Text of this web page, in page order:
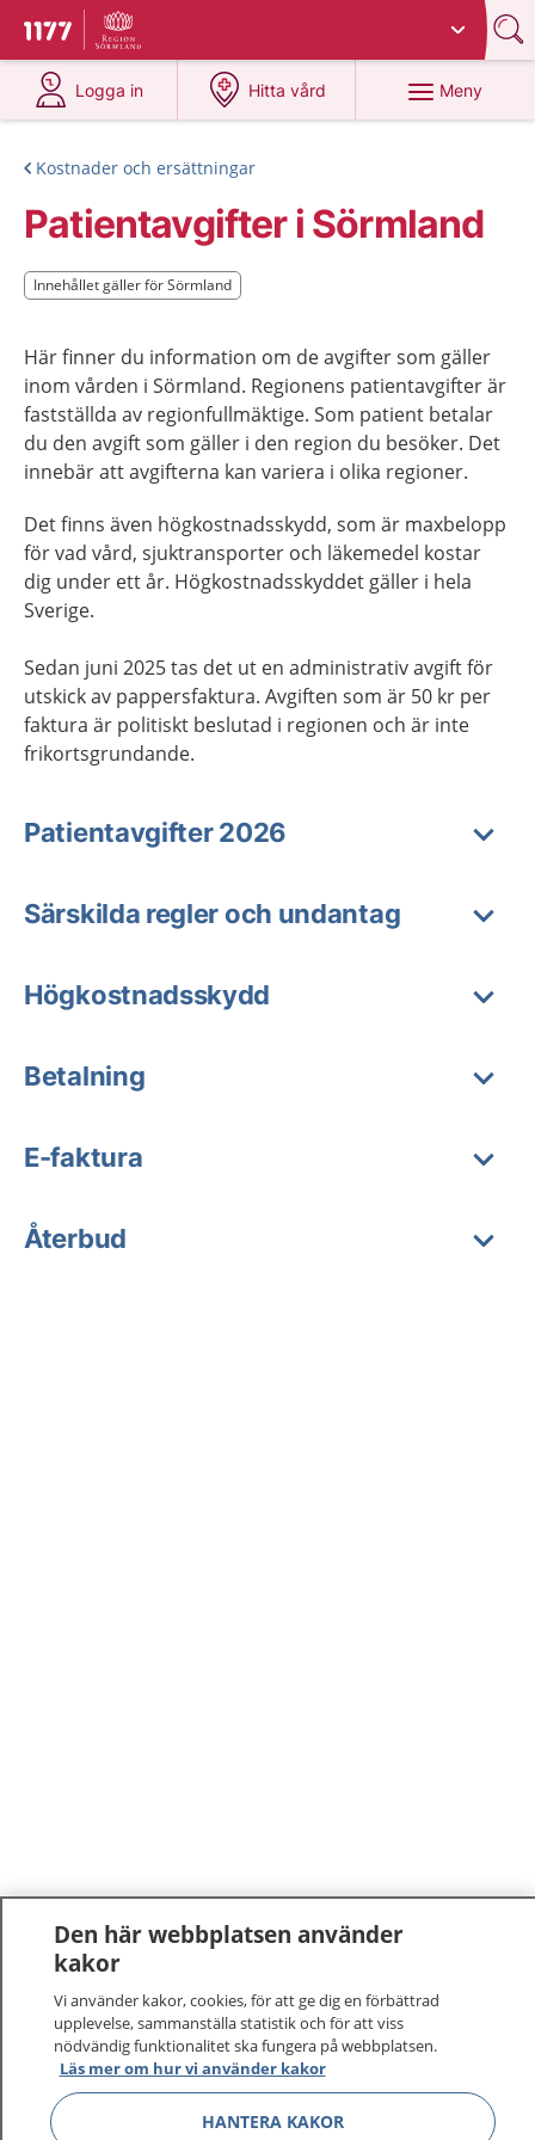
Till startsidan för 1177
Du har valt region
Logga in
på 1177.se
Hitta vård
på 1177.se
Meny
Kostnader och ersättningar
Patientavgifter i Sörmland
Innehållet gäller för Sörmland
Innehållet gäller för Sörmland
Här finner du information om de avgifter som gäller
inom vården i Sörmland. Regionens patientavgifter är
fastställda av regionfullmäktige. Som patient betalar
du den avgift som gäller i den region du besöker. Det
innebär att avgifterna kan variera i olika regioner.
Det finns även högkostnadsskydd, som är maxbelopp
för vad vård, sjuktransporter och läkemedel kostar
dig under ett år. Högkostnadsskyddet gäller i hela
Sverige.
Sedan juni 2025 tas det ut en administrativ avgift för
utskick av pappersfaktura. Avgiften som är 50 kr per
faktura är politiskt beslutad i regionen och är inte
frikortsgrundande.
Patientavgifter 2026
Särskilda regler och undantag
Högkostnadsskydd
Betalning
E-faktura
Återbud
1177–tryggt om din hälsa och vård
På 1177.se får du råd om hälsa och information om
Den här webbplatsen använder
kakor
Vi använder kakor, cookies, för att ge dig en förbättrad
upplevelse, sammanställa statistik och för att viss
nödvändig funktionalitet ska fungera på webbplatsen.
Läs mer om hur vi använder kakor
HANTERA KAKOR